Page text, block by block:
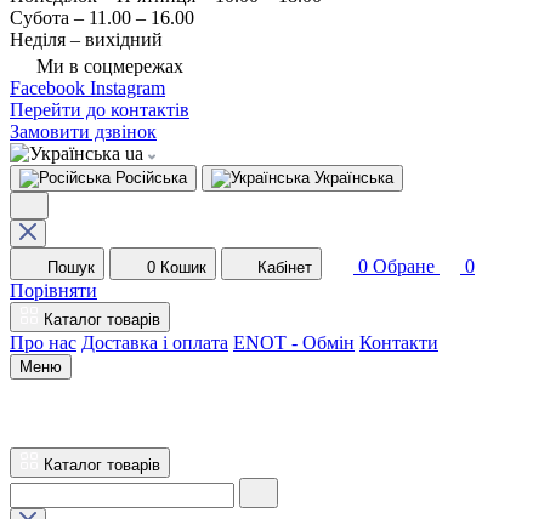
Субота – 11.00 – 16.00
Неділя – вихідний
Ми в соцмережах
Facebook Instagram
Перейти до контактів
Замовити дзвінок
ua
Російська Українська
Пошук 0 Кошик Кабінет 0 Обране
0
Порівняти
Каталог товарів
Про нас Доставка і оплата ENOT - Обмін Контакти
Меню
Каталог товарів